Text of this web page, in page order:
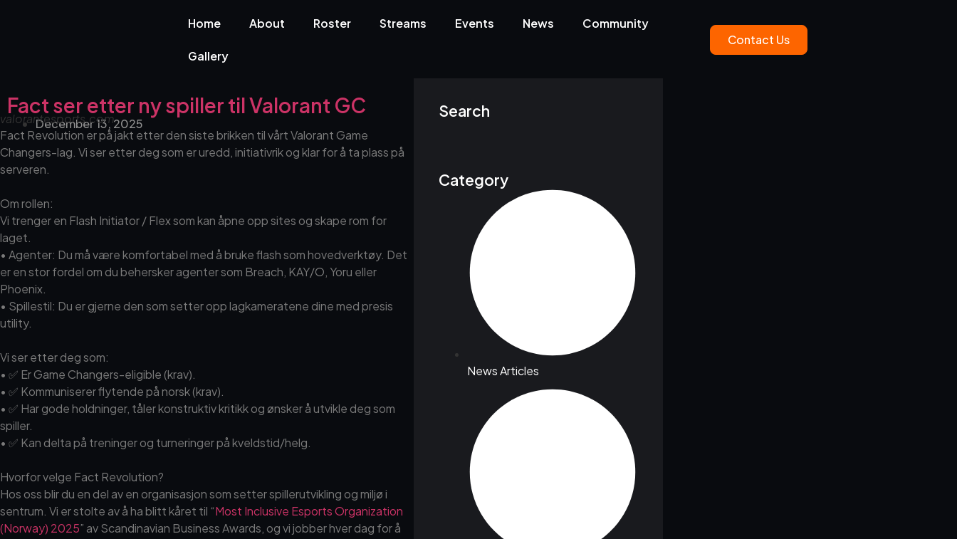
Home About Roster Streams Events News Community
Gallery
Contact Us
Fact ser etter ny spiller til Valorant GC
December 13, 2025
valorantesports.com
Fact Revolution er på jakt etter den siste brikken til vårt Valorant Game
Changers-lag. Vi ser etter deg som er uredd, initiativrik og klar for å ta plass på
serveren.
Om rollen:
Vi trenger en Flash Initiator / Flex som kan åpne opp sites og skape rom for
laget.
• ​Agenter: Du må være komfortabel med å bruke flash som hovedverktøy. Det
er en stor fordel om du behersker agenter som Breach, KAY/O, Yoru eller
Phoenix.
• ​Spillestil: Du er gjerne den som setter opp lagkameratene dine med presis
utility.
Vi ser etter deg som:
• ​✅ Er Game Changers-eligible (krav).
• ​✅ Kommuniserer flytende på norsk (krav).
• ​✅ Har gode holdninger, tåler konstruktiv kritikk og ønsker å utvikle deg som
spiller.
• ​✅ Kan delta på treninger og turneringer på kveldstid/helg.
Hvorfor velge Fact Revolution?
Hos oss blir du en del av en organisasjon som setter spillerutvikling og miljø i
sentrum. Vi er stolte av å ha blitt kåret til “Most Inclusive Esports Organization
(Norway) 2025” av Scandinavian Business Awards, og vi jobber hver dag for å
Search
Category
News Articles